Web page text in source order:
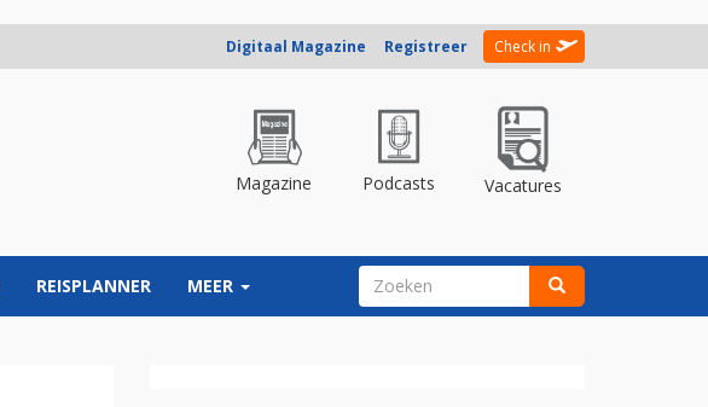
Digitaal Magazine Registreer Check in
Magazine Podcasts Vacatures
REISPLANNER MEER ZOEKVELD